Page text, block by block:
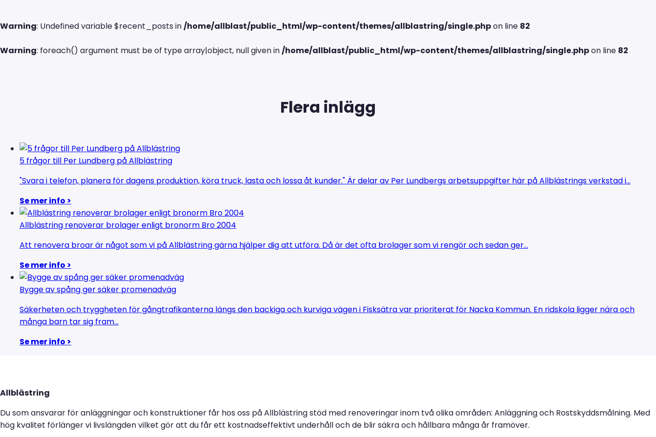
Warning: Undefined variable $recent_posts in/home/allblast/public_html/wp-content/themes/allblastring/single.phpon line 82
Warning: foreach() argument must be of type array|object, null given in/home/allblast/public_html/wp-content/themes/allblastring/single.phpon line 82
Flera inlägg
5 frågor till Per Lundberg på Allblästring
"Svara i telefon, planera för dagens produktion, köra truck, lasta och lossa åt kunder." Är delar av Per Lundbergs arbetsuppgifter här på Allblästrings verkstad i...
Se mer info >
Allblästring renoverar brolager enligt bronorm Bro 2004
Att renovera broar är något som vi på Allblästring gärna hjälper dig att utföra. Då är det ofta brolager som vi rengör och sedan ger...
Se mer info >
Bygge av spång ger säker promenadväg
Säkerheten och tryggheten för gångtrafikanterna längs den backiga och kurviga vägen i Fisksätra var prioriterat för Nacka Kommun. En ridskola ligger nära och
många barn tar sig fram...
Se mer info >
Allblästring
Du som ansvarar för anläggningar och konstruktioner får hos oss på Allblästring stöd med renoveringar inom två olika områden: Anläggning och Rostskyddsmålning. Med
hög kvalitet förlänger vi livslängden vilket gör att du får ett kostnadseffektivt underhåll och de blir säkra och hållbara många år framöver.